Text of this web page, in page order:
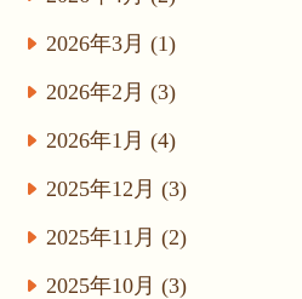
2026年3月 (1)
2026年2月 (3)
2026年1月 (4)
2025年12月 (3)
2025年11月 (2)
2025年10月 (3)